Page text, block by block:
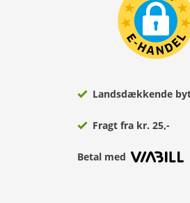
Landsdækkende
Fragt fra kr. 25,-
Betal med